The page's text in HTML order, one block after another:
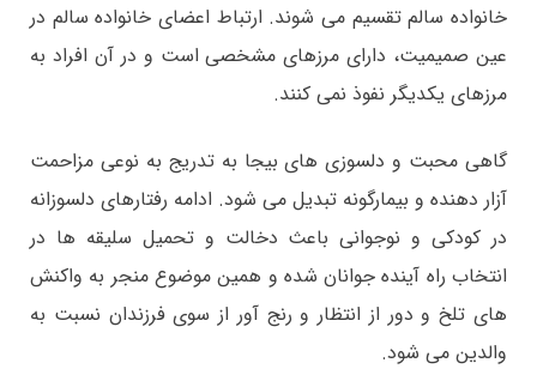
خانواده سالم تقسیم می شوند. ارتباط اعضای خانواده سالم در
عین صمیمیت، دارای مرزهای مشخصی است و در آن افراد به
مرزهای یکدیگر نفوذ نمی کنند.
گاهی محبت و دلسوزی های بیجا به تدریج به نوعی مزاحمت
آزار دهنده و بیمارگونه تبدیل می شود. ادامه رفتارهای دلسوزانه
در کودکی و نوجوانی باعث دخالت و تحمیل سلیقه ها در
انتخاب راه آینده جوانان شده و همین موضوع منجر به واکنش
های تلخ و دور از انتظار و رنج آور از سوی فرزندان نسبت به
والدین می شود.